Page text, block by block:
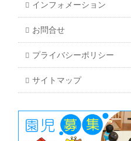
インフォメーション
お問合せ
プライバシーポリシー
サイトマップ